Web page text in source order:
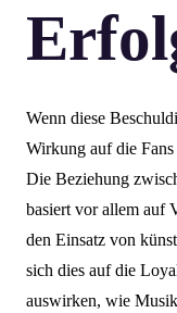
Wenn diese
Wirkung auf die
Die Beziehung
basiert vor allem auf
den Einsatz von
sich dies auf die
auswirken, wie